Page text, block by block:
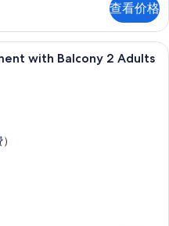
查看价格
高档床上用品、客房内保险箱、免费
with Balcony 2 Adults